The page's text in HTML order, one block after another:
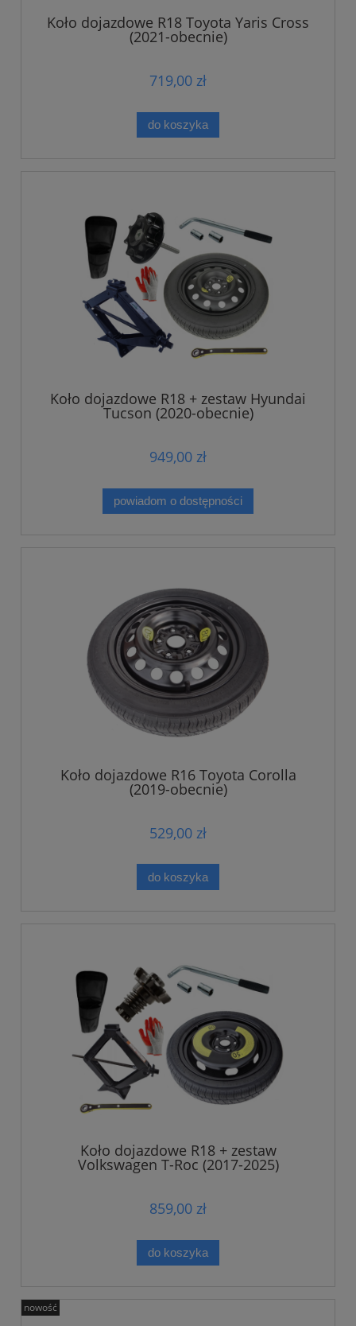
Koło dojazdowe R18 Toyota Yaris Cross
(2021-obecnie)
719,00 zł
do koszyka
Koło dojazdowe R18 + zestaw Hyundai
Tucson (2020-obecnie)
949,00 zł
powiadom o dostępności
Koło dojazdowe R16 Toyota Corolla
(2019-obecnie)
529,00 zł
do koszyka
Koło dojazdowe R18 + zestaw
Volkswagen T-Roc (2017-2025)
859,00 zł
do koszyka
nowość